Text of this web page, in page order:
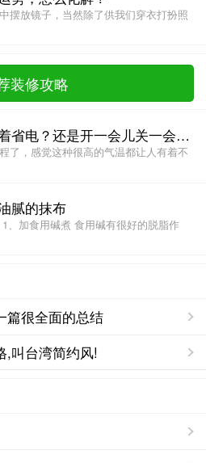
摆放镜子，当然除了供我们穿衣打扮照
装修攻略
空调长时间开着省电？还是开一会儿关一会儿省电？
了，感觉这种很高的气温都让人有着不
腻的抹布
篇很全面的总结
,叫台湾简约风!